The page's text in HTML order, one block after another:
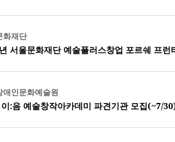
화재단
서울문화재단 예술플러스창업 포르쉐 프런
애인문화예술원
:음 예술창작아카데미 파견기관 모집(~7/